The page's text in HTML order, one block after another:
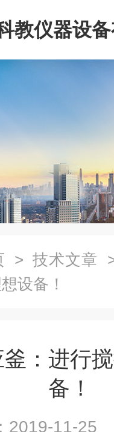
教仪器设
> 技术文章
设备！
：进行
备！
2019-11-